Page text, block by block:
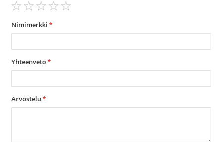
star
stars
stars
stars
stars
Nimimerkki
Yhteenveto
Arvostelu